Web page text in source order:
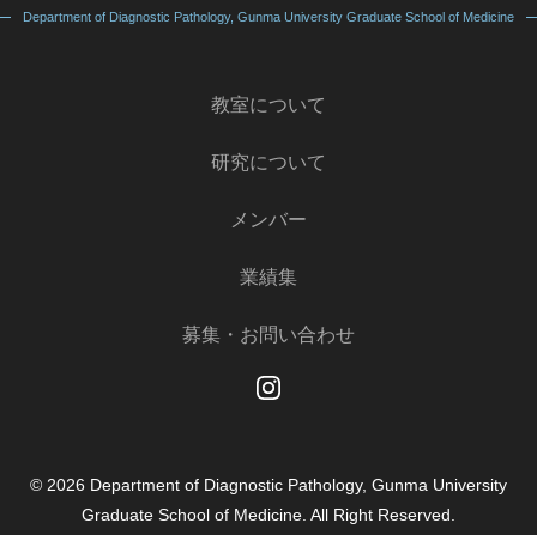
Department of Diagnostic Pathology, Gunma University Graduate School of Medicine
教室について
研究について
メンバー
業績集
募集・お問い合わせ
© 2026 Department of Diagnostic Pathology, Gunma University
Graduate School of Medicine. All Right Reserved.